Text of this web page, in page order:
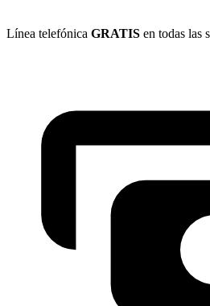
Línea telefónica GRATIS en todas las